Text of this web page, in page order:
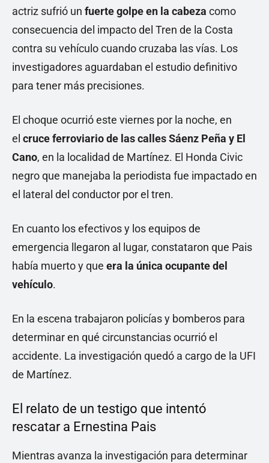
actriz sufrió un fuerte golpe en la cabeza como
consecuencia del impacto del Tren de la Costa
contra su vehículo cuando cruzaba las vías. Los
investigadores aguardaban el estudio definitivo
para tener más precisiones.
El choque ocurrió este viernes por la noche, en
el cruce ferroviario de las calles Sáenz Peña y El
Cano, en la localidad de Martínez. El Honda Civic
negro que manejaba la periodista fue impactado en
el lateral del conductor por el tren.
En cuanto los efectivos y los equipos de
emergencia llegaron al lugar, constataron que Pais
había muerto y que era la única ocupante del
vehículo.
En la escena trabajaron policías y bomberos para
determinar en qué circunstancias ocurrió el
accidente. La investigación quedó a cargo de la UFI
de Martínez.
El relato de un testigo que intentó
rescatar a Ernestina Pais
Mientras avanza la investigación para determinar